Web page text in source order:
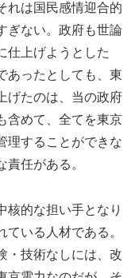
れは国民感情迎合的
ぎない。政府も世論
仕上げようとした
あったとしても、東
げたのは、当の政府
含めて、全てを東京
理することができな
責任がある。
核的な担い手となり
いる人材である。
・技術なしには、改